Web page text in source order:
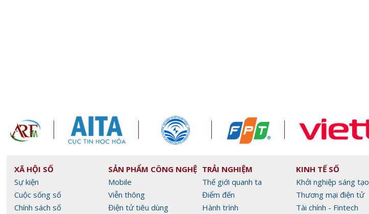
XÃ HỘI SỐ
Sự kiện
Cuộc sống số
Chính sách số
SẢN PHẨM CÔNG NGHỆ
Mobile
Viễn thông
Điện tử tiêu dùng
TRẢI NGHIỆM
Thế giới quanh ta
Điểm đến
Hành trình
KINH TẾ SỐ
Khởi nghiệp sáng tạo
Thương mại điện tử
Tài chính - Fintech